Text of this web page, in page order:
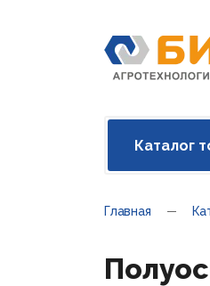
Каталог
Главная